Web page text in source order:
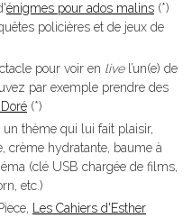
énigmes pour ados malins (*)
policières et de jeux de
pour voir en livel’un(e) de
par exemple prendre des
(*)
thème qui lui fait plaisir,
crème hydratante, baume à
(clé USB chargée de films,
etc.)
Les Cahiers d'Esther